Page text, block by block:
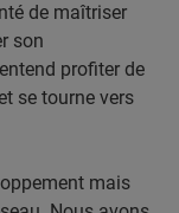
de maîtriser
son
profiter de
se tourne vers
mais